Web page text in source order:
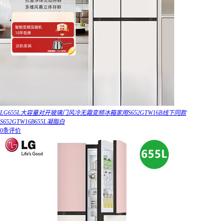
LG655L大容量对开玻璃门风冷无霜变频冰箱家用S652GTW16B线下同款
S652GTW16B655L凝脂白
0条评价